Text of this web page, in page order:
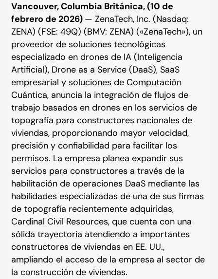
Vancouver, Columbia Británica, (10 de
febrero de 2026) — ZenaTech, Inc. (Nasdaq:
ZENA) (FSE: 49Q) (BMV: ZENA) («ZenaTech»), un
proveedor de soluciones tecnológicas
especializado en drones de IA (Inteligencia
Artificial), Drone as a Service (DaaS), SaaS
empresarial y soluciones de Computación
Cuántica,anuncia la integración de flujos de
trabajo basados en drones en los servicios de
topografía para constructores nacionales de
viviendas, proporcionando mayor velocidad,
precisión y confiabilidad para facilitar los
permisos. La empresa planea expandir sus
servicios para constructores a través de la
habilitación de operaciones DaaS mediante las
habilidades especializadas de una de sus firmas
de topografía recientemente adquiridas,
Cardinal Civil Resources, que cuenta con una
sólida trayectoria atendiendo a importantes
constructores de viviendas en EE. UU.,
ampliando el acceso de la empresa al sector de
la construcción de viviendas.